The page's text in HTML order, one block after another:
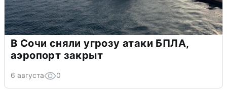
В Сочи сняли угрозу атаки БПЛА,
аэропорт закрыт
6 августа 0